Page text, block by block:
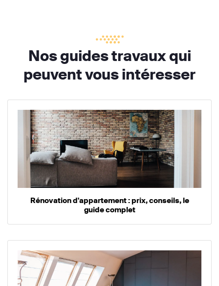
Nos guides travaux qui
peuvent vous intéresser
Rénovation d'appartement : prix, conseils, le
guide complet